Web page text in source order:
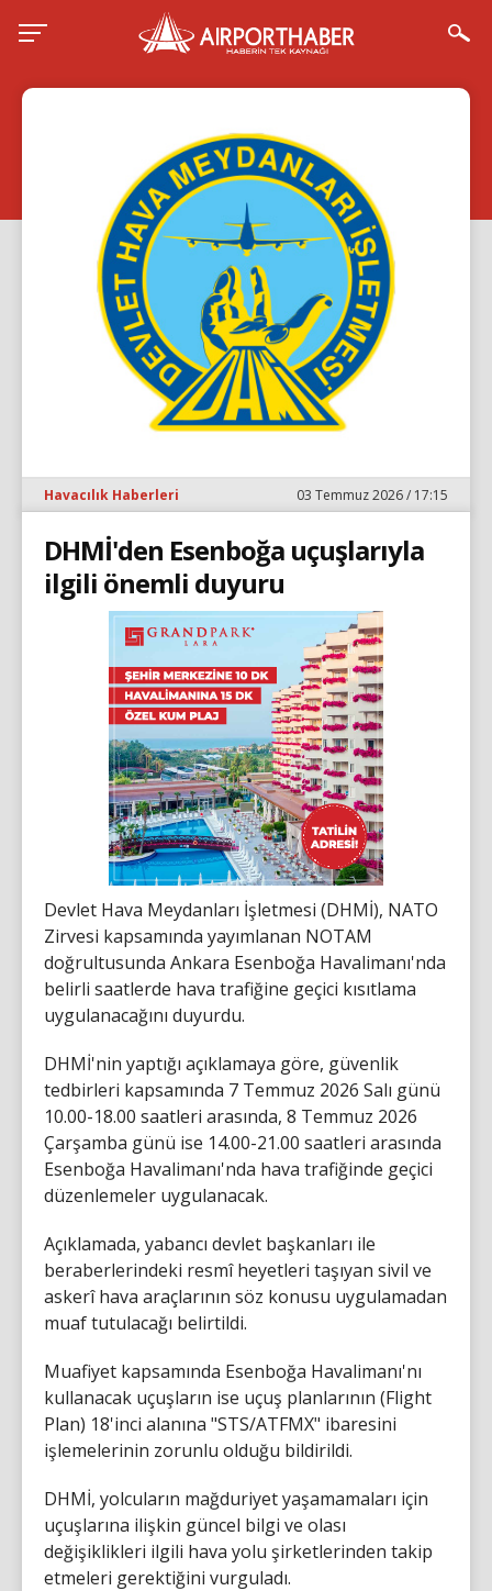
Havacılık Haberleri 03 Temmuz 2026 / 17:15
DHMİ'den Esenboğa uçuşlarıyla
ilgili önemli duyuru
Devlet Hava Meydanları İşletmesi (DHMİ), NATO
Zirvesi kapsamında yayımlanan NOTAM
doğrultusunda Ankara Esenboğa Havalimanı'nda
belirli saatlerde hava trafiğine geçici kısıtlama
uygulanacağını duyurdu.
DHMİ'nin yaptığı açıklamaya göre, güvenlik
tedbirleri kapsamında 7 Temmuz 2026 Salı günü
10.00-18.00 saatleri arasında, 8 Temmuz 2026
Çarşamba günü ise 14.00-21.00 saatleri arasında
Esenboğa Havalimanı'nda hava trafiğinde geçici
düzenlemeler uygulanacak.
Açıklamada, yabancı devlet başkanları ile
beraberlerindeki resmî heyetleri taşıyan sivil ve
askerî hava araçlarının söz konusu uygulamadan
muaf tutulacağı belirtildi.
Muafiyet kapsamında Esenboğa Havalimanı'nı
kullanacak uçuşların ise uçuş planlarının (Flight
Plan) 18'inci alanına "STS/ATFMX" ibaresini
işlemelerinin zorunlu olduğu bildirildi.
DHMİ, yolcuların mağduriyet yaşamamaları için
uçuşlarına ilişkin güncel bilgi ve olası
değişiklikleri ilgili hava yolu şirketlerinden takip
etmeleri gerektiğini vurguladı.